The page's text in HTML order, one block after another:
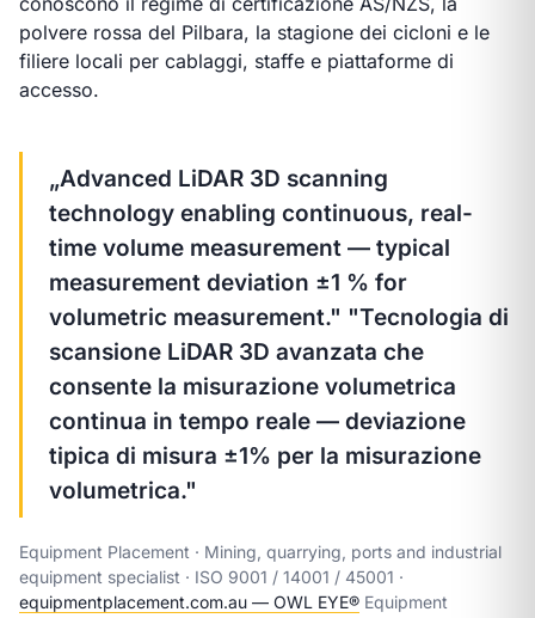
polvere rossa del Pilbara, la stagione dei cicloni e le
filiere locali per cablaggi, staffe e piattaforme di
accesso.
„Advanced LiDAR 3D scanning
technology enabling continuous, real-
time volume measurement — typical
measurement deviation ±1 % for
volumetric measurement." "Tecnologia di
scansione LiDAR 3D avanzata che
consente la misurazione volumetrica
continua in tempo reale — deviazione
tipica di misura ±1% per la misurazione
volumetrica."
Equipment Placement · Mining, quarrying, ports and industrial
equipment specialist · ISO 9001 / 14001 / 45001 ·
equipmentplacement.com.au — OWL EYE® Equipment